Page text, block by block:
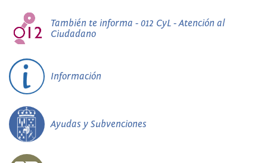
También te informa - 012 CyL - Atención al
Ciudadano
Información
Ayudas y Subvenciones